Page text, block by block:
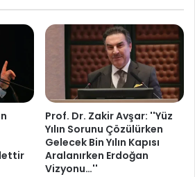
Prof. Dr. Zakir Avşar: ''Yüz
Yılın Sorunu Çözülürken
Gelecek Bin Yılın Kapısı
Aralanırken Erdoğan
Vizyonu…''